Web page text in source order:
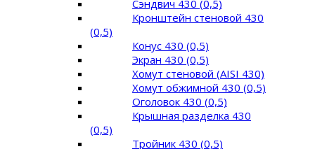
Сэндвич 430 (0,5)
Кронштейн стеновой 430
(0,5)
Конус 430 (0,5)
Экран 430 (0,5)
Хомут стеновой (AISI 430)
Хомут обжимной 430 (0,5)
Оголовок 430 (0,5)
Крышная разделка 430
(0,5)
Тройник 430 (0,5)